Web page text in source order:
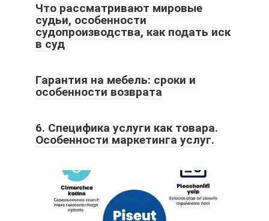
Что рассматривают мировые
судьи, особенности
судопроизводства, как подать иск
в суд
Гарантия на мебель: сроки и
особенности возврата
6. Специфика услуги как товара.
Особенности маркетинга услуг.